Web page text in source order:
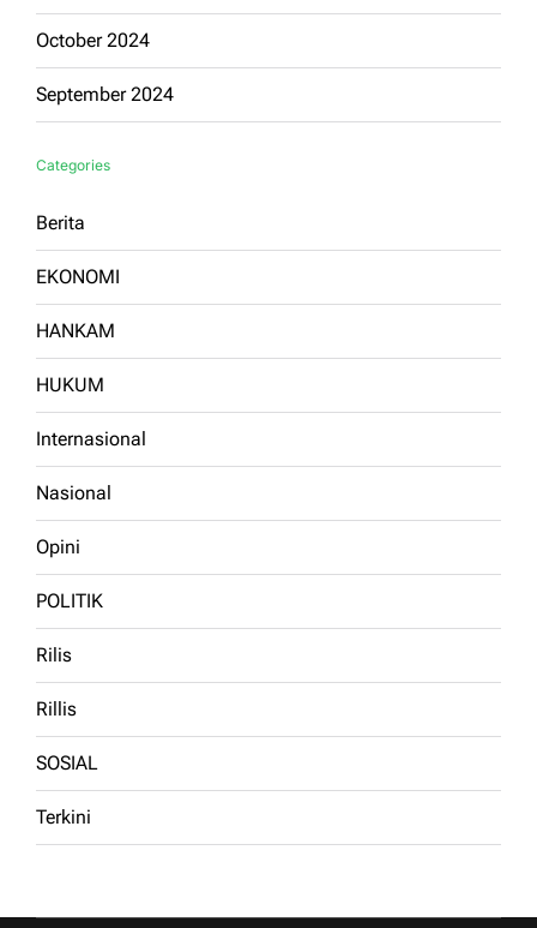
October 2024
September 2024
Categories
Berita
EKONOMI
HANKAM
HUKUM
Internasional
Nasional
Opini
POLITIK
Rilis
Rillis
SOSIAL
Terkini